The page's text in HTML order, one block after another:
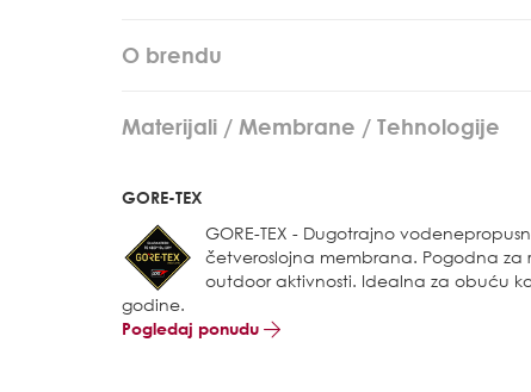
O brendu
Materijali / Membrane / Tehnologije
GORE-TEX
GORE-TEX - Dugotrajno
četveroslojna membrana. Pogodna za
outdoor aktivnosti. Idealna za obuću
godine.
Pogledaj ponudu